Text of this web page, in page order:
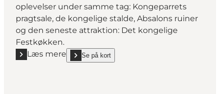
oplevelser under samme tag: Kongeparrets
pragtsale, de kongelige stalde, Absalons ruiner
og den seneste attraktion: Det kongelige
Festkøkken.
Læs mere
Læs mere "Christiansborg Slot"
Se på kort
show Christiansborg Slot on_map